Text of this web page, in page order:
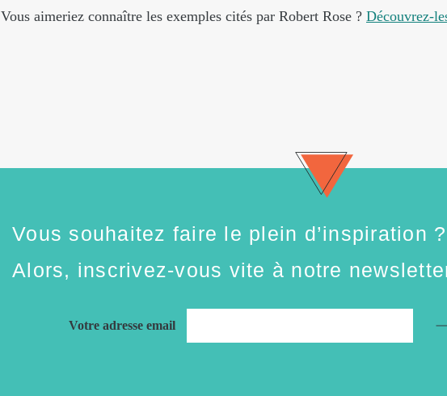
Vous aimeriez connaître les exemples cités par Robert Rose ? Découvrez-
Vous souhaitez faire le plein d’inspiration ?
Alors, inscrivez-vous vite à notre
Votre adresse email